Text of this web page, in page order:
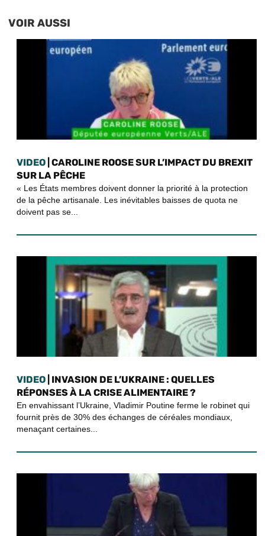
VOIR AUSSI
VIDEO | CAROLINE ROOSE SUR L’IMPACT DU BREXIT
SUR LA PÊCHE
« Les États membres doivent donner la priorité à la protection
de la pêche artisanale. Les inévitables baisses de quota ne
doivent pas se...
VIDEO | INVASION DE L’UKRAINE : QUELLES
RÉPONSES À LA CRISE ALIMENTAIRE ?
En envahissant l’Ukraine, Vladimir Poutine ferme le robinet qui
fournit près de 30% des échanges de céréales mondiaux,
menaçant certaines...